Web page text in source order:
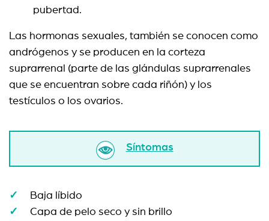
pubertad.
Las hormonas sexuales, también se conocen como
andrógenos y se producen en la corteza
suprarrenal (parte de las glándulas suprarrenales
que se encuentran sobre cada riñón) y los
testículos o los ovarios.
Síntomas
Baja líbido
Capa de pelo seco y sin brillo